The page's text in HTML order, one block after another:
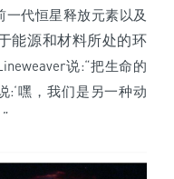
代恒星释放元素以及
能源和材料所处的环
说:“把生命的
:‘嘿，我们是另一种动